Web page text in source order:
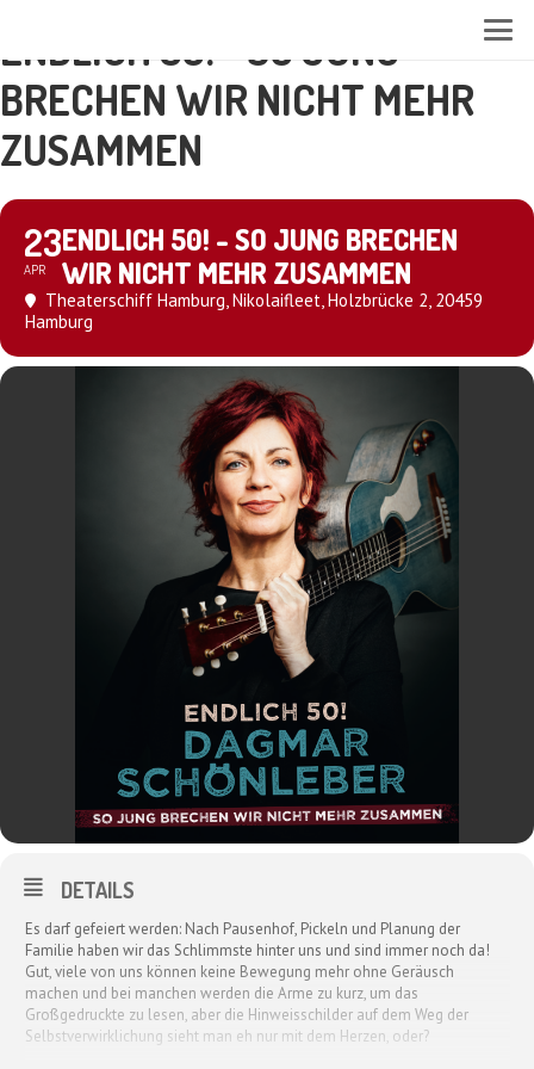
ENDLICH 50! - SO JUNG
BRECHEN WIR NICHT MEHR
ZUSAMMEN
23
APR
ENDLICH 50! - SO JUNG BRECHEN
WIR NICHT MEHR ZUSAMMEN
Theaterschiff Hamburg, Nikolaifleet, Holzbrücke 2, 20459
Hamburg
DETAILS
Es darf gefeiert werden: Nach Pausenhof, Pickeln und Planung der
Familie haben wir das Schlimmste hinter uns und sind immer noch da!
Gut, viele von uns können keine Bewegung mehr ohne Geräusch
machen und bei manchen werden die Arme zu kurz, um das
Großgedruckte zu lesen, aber die Hinweisschilder auf dem Weg der
Selbstverwirklichung sieht man eh nur mit dem Herzen, oder?